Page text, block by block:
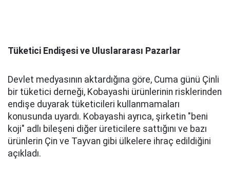
Tüketici Endişesi ve Uluslararası Pazarlar
Devlet medyasının aktardığına göre, Cuma günü Çinli
bir tüketici derneği, Kobayashi ürünlerinin risklerinden
endişe duyarak tüketicileri kullanmamaları
konusunda uyardı. Kobayashi ayrıca, şirketin "beni
koji" adlı bileşeni diğer üreticilere sattığını ve bazı
ürünlerin Çin ve Tayvan gibi ülkelere ihraç edildiğini
açıkladı.